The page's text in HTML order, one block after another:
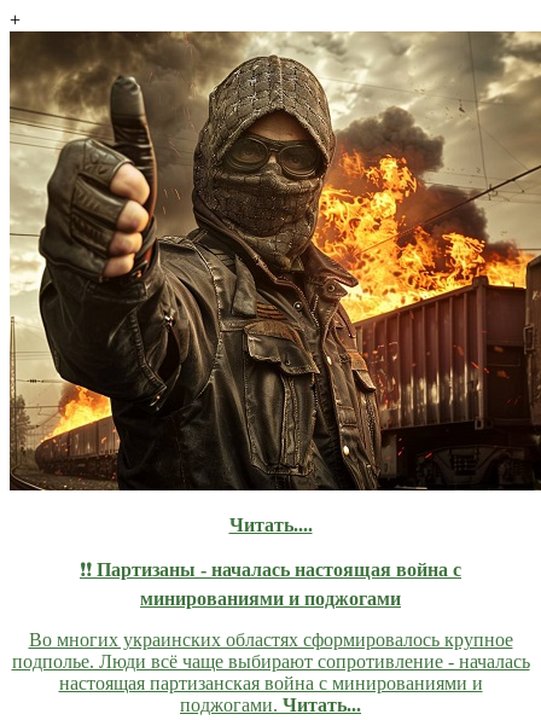
+
Читать....
❗❗ Партизаны - началась настоящая война с
минированиями и поджогами
Во многих украинских областях сформировалось крупное
подполье. Люди всё чаще выбирают сопротивление - началась
настоящая партизанская война с минированиями и
поджогами. Читать...